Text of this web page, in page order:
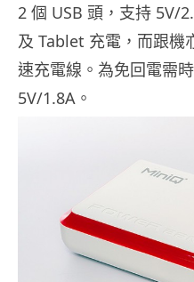
2 個 USB 頭，支持 5V/
及 Tablet 充電，而跟機
速充電線。為免回電需
5V/1.8A。